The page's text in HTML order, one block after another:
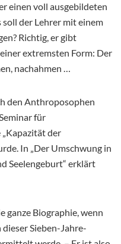
einen voll ausgebildeten
soll der Lehrer mit einem
Richtig, er gibt
extremsten Form: Der
nachahmen …
den Anthroposophen
für
„Kapazität der
In „Der Umschwung in
Seelengeburt“ erklärt
ganze Biographie, wenn
Sieben-Jahre-